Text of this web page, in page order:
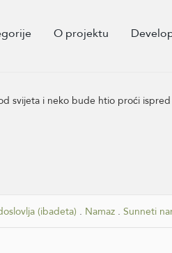
O projektu
svijeta i neko bude htio proći
(ibadeta) . Namaz . Sunneti